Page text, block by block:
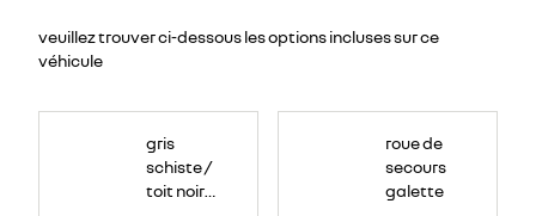
veuillez trouver ci-dessous les options incluses sur ce
véhicule
gris
schiste /
toit noir
roue de
secours
galette